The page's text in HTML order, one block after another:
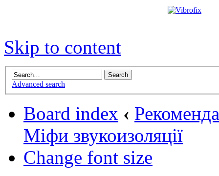
Skip to content
Advanced search
Board index ‹
Міфи звукоизоляції
Change font size